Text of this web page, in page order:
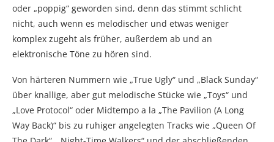
oder „poppig“ geworden sind, denn das stimmt schlicht
nicht, auch wenn es melodischer und etwas weniger
komplex zugeht als früher, außerdem ab und an
elektronische Töne zu hören sind.
Von härteren Nummern wie „True Ugly“ und „Black Sunday“
über knallige, aber gut melodische Stücke wie „Toys“ und
„Love Protocol“ oder Midtempo a la „The Pavilion (A Long
Way Back)“ bis zu ruhiger angelegten Tracks wie „Queen Of